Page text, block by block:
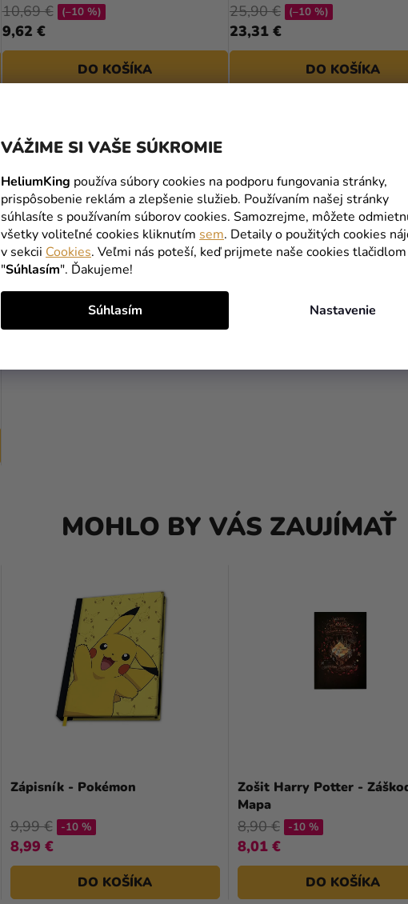
VÁŽIME SI VAŠE SÚKROMIE
HeliumKing používa súbory cookies na podporu fungovania stránky,
prispôsobenie reklám a zlepšenie služieb. Používaním našej stránky
súhlasíte s používaním súborov cookies. Samozrejme, môžete
všetky voliteľné cookies kliknutím sem. Detaily o použitých cookies
v sekcii Cookies. Veľmi nás poteší, keď prijmete naše cookies tlačidlom
"Súhlasím". Ďakujeme!
Nastavenie
Súhlasím
9,62 €
10,69 € (–10 %)
DO KOŠÍKA
23,31 €
25,90 € (–10 %)
DO KOŠÍKA
MOHLO BY VÁS ZAUJÍMAŤ
Zápisník - Pokémon
9,99 €
8,99 €
-10 %
DO KOŠÍKA
Zošit Harry Potter -
Mapa
8,90 €
8,01 €
-10 %
DO KOŠÍKA